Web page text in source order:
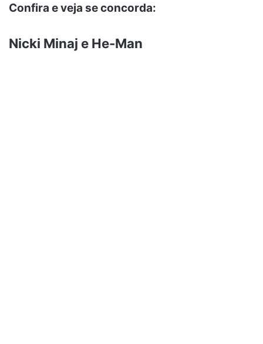
Confira e veja se concorda:
Nicki Minaj e He-Man